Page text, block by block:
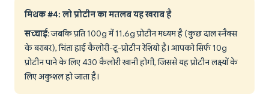
मिथक #4: लो प्रोटीन का मतलब यह खराब है
सच्चाई: जबकि प्रति 100g में 11.6g प्रोटीन मध्यम है (कुछ दाल स्नैक्स
के बराबर), चिंता हाई कैलोरी-टू-प्रोटीन रेशियो है। आपको सिर्फ 10g
प्रोटीन पाने के लिए 430 कैलोरी खानी होगी, जिससे यह प्रोटीन लक्ष्यों के
लिए अकुशल हो जाता है।